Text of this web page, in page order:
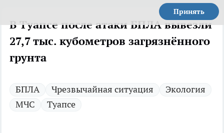
Принять
В Туапсе после атаки БПЛА вывезли
27,7 тыс. кубометров загрязнённого
грунта
БПЛА Чрезвычайная ситуация
Экология
МЧС
Туапсе